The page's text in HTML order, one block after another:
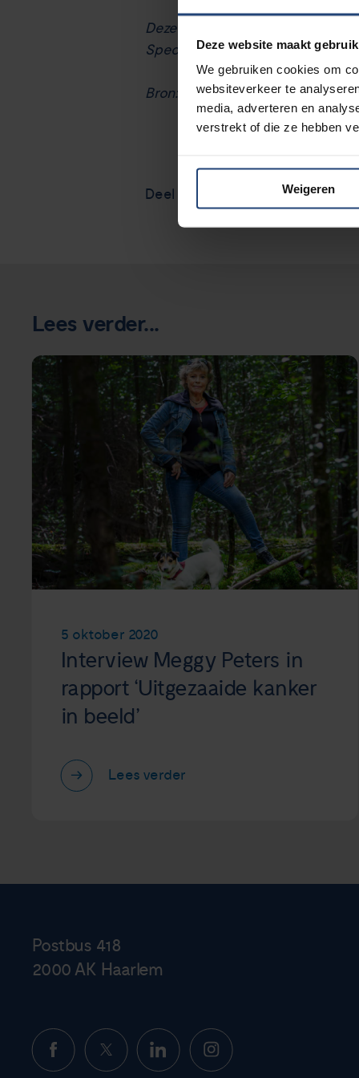
Deze website maakt
We gebruiken cookies om
websiteverkeer te
media, adverteren en
verstrekt of die ze hebben
Weigeren
Deze peiling is een initiatief van
Specialisten Oncologie en NFK
Bron: NFK
Deel via
Lees verder...
5 oktober 2020
Interview Meggy Peters in
rapport ‘Uitgezaaide kanker
in beeld’
Lees verder
Postbus 418
2000 AK Haarlem